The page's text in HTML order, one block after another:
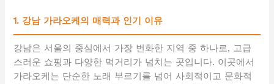
1. 강남 가라오케의 매력과 인기 이유
강남은 서울의 중심에서 가장 번화한 지역 중 하나로, 고급
스러운 쇼핑과 다양한 먹거리가 넘치는 곳입니다. 이곳에서
가라오케는 단순한 노래 부르기를 넘어 사회적이고 문화적